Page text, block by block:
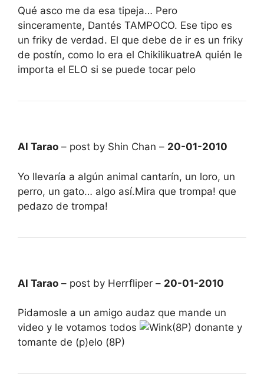
Qué asco me da esa tipeja… Pero
sinceramente, Dantés TAMPOCO. Ese tipo es
un friky de verdad. El que debe de ir es un friky
de postín, como lo era el ChikilikuatreA quién le
importa el ELO si se puede tocar pelo
Al Tarao – post by Shin Chan – 20-01-2010
Yo llevaría a algún animal cantarín, un loro, un
perro, un gato… algo así.Mira que trompa! que
pedazo de trompa!
Al Tarao – post by Herrfliper – 20-01-2010
Pidamosle a un amigo audaz que mande un
video y le votamos todos
(8P) donante y
tomante de (p)elo (8P)